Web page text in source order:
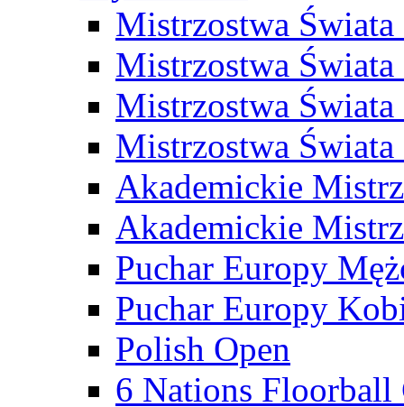
Mistrzostwa
Mistrzostwa
Mistrzostwa
Mistrzostwa
Akademickie
Akademickie
Puchar Europy
Puchar Europy
Polish Open
6 Nations Floorball